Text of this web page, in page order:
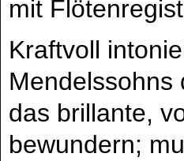
mit
Kraftvoll
Mendelssohns
das brillante,
bewundern;